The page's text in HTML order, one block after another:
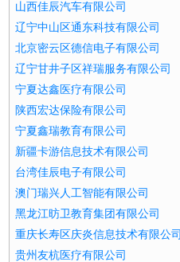
山西佳辰汽车有限公司
辽宁中山区通东科技有限公司
北京密云区德信电子有限公司
辽宁甘井子区祥瑞服务有限公司
宁夏达鑫医疗有限公司
陕西宏达保险有限公司
宁夏鑫瑞教育有限公司
新疆卡游信息技术有限公司
台湾佳辰电子有限公司
澳门瑞兴人工智能有限公司
黑龙江昉卫教育集团有限公司
重庆长寿区庆炎信息技术有限公司
贵州友杭医疗有限公司